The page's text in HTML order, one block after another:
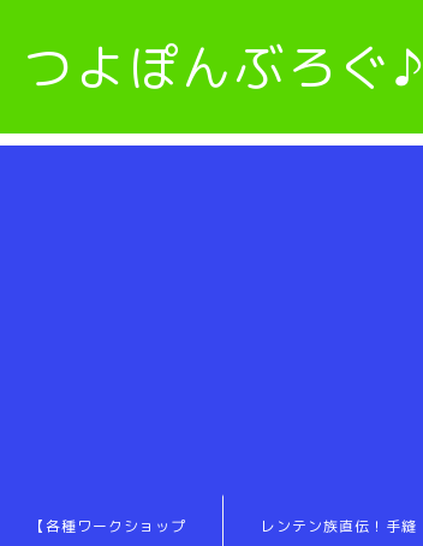
つよぽんぶろぐ♪
【各種ワークショップ
レンテン族直伝！手縫